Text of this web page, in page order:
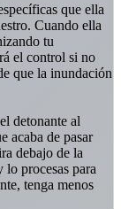
que ella
Cuando ella
tu
el control si no
que la inundación
detonante al
acaba de pasar
debajo de la
procesas para
tenga menos